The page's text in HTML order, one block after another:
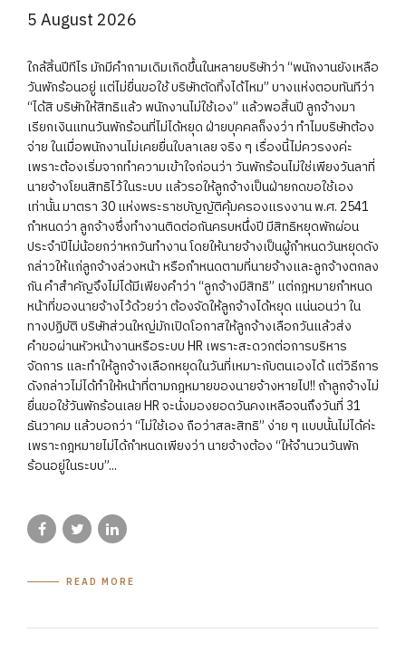
5 August 2026
ใกล้สิ้นปีทีไร มักมีคำถามเดิมเกิดขึ้นในหลายบริษัทว่า “พนักงานยังเหลือ
วันพักร้อนอยู่ แต่ไม่ยื่นขอใช้ บริษัทตัดทิ้งได้ไหม” บางแห่งตอบทันทีว่า
“ได้สิ บริษัทให้สิทธิแล้ว พนักงานไม่ใช้เอง” แล้วพอสิ้นปี ลูกจ้างมา
เรียกเงินแทนวันพักร้อนที่ไม่ได้หยุด ฝ่ายบุคคลก็งงว่า ทำไมบริษัทต้อง
จ่าย ในเมื่อพนักงานไม่เคยยื่นใบลาเลย จริง ๆ เรื่องนี้ไม่ควรงงค่ะ
เพราะต้องเริ่มจากทำความเข้าใจก่อนว่า วันพักร้อนไม่ใช่เพียงวันลาที่
นายจ้างโยนสิทธิไว้ในระบบ แล้วรอให้ลูกจ้างเป็นฝ่ายกดขอใช้เอง
เท่านั้น มาตรา 30 แห่งพระราชบัญญัติคุ้มครองแรงงาน พ.ศ. 2541
กำหนดว่า ลูกจ้างซึ่งทำงานติดต่อกันครบหนึ่งปี มีสิทธิหยุดพักผ่อน
ประจำปีไม่น้อยกว่าหกวันทำงาน โดยให้นายจ้างเป็นผู้กำหนดวันหยุดดัง
กล่าวให้แก่ลูกจ้างล่วงหน้า หรือกำหนดตามที่นายจ้างและลูกจ้างตกลง
กัน คำสำคัญจึงไม่ได้มีเพียงคำว่า “ลูกจ้างมีสิทธิ” แต่กฎหมายกำหนด
หน้าที่ของนายจ้างไว้ด้วยว่า ต้องจัดให้ลูกจ้างได้หยุด แน่นอนว่า ใน
ทางปฏิบัติ บริษัทส่วนใหญ่มักเปิดโอกาสให้ลูกจ้างเลือกวันแล้วส่ง
คำขอผ่านหัวหน้างานหรือระบบ HR เพราะสะดวกต่อการบริหาร
จัดการ และทำให้ลูกจ้างเลือกหยุดในวันที่เหมาะกับตนเองได้ แต่วิธีการ
ดังกล่าวไม่ได้ทำให้หน้าที่ตามกฎหมายของนายจ้างหายไป!! ถ้าลูกจ้างไม่
ยื่นขอใช้วันพักร้อนเลย HR จะนั่งมองยอดวันคงเหลือจนถึงวันที่ 31
ธันวาคม แล้วบอกว่า “ไม่ใช้เอง ถือว่าสละสิทธิ” ง่าย ๆ แบบนั้นไม่ได้ค่ะ
เพราะกฎหมายไม่ได้กำหนดเพียงว่า นายจ้างต้อง “ให้จำนวนวันพัก
ร้อนอยู่ในระบบ”...
READ MORE